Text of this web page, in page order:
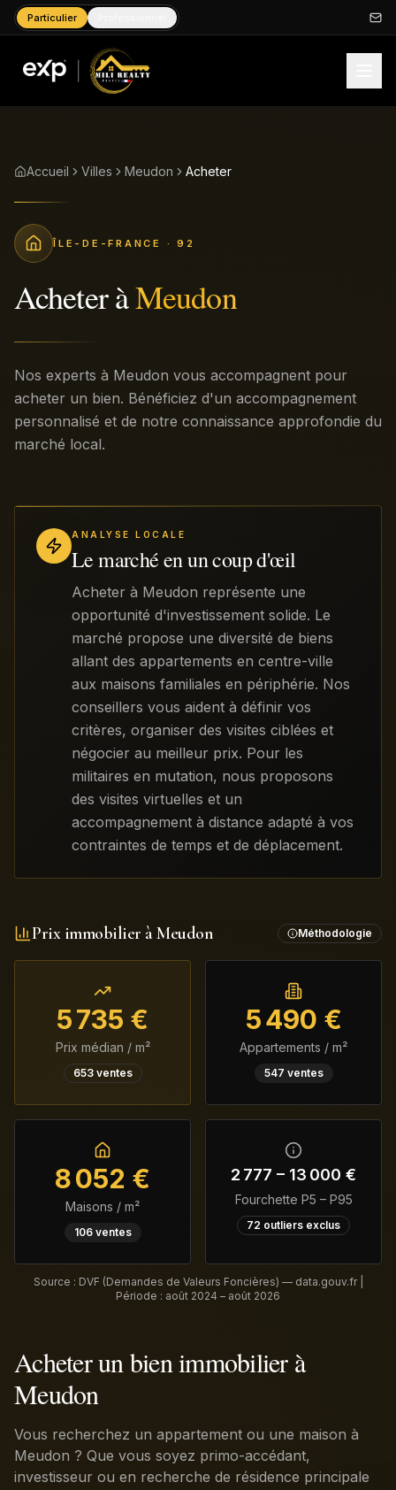
Particulier
Accueil Villes Meudon Acheter
ÎLE-DE-FRANCE · 92
AcheteràMeudon
Nos experts à Meudon vous accompagnent pour
acheter un bien. Bénéficiez d'un accompagnement
personnalisé et de notre connaissance approfondie du
marché local.
ANALYSE LOCALE
Le marché en un coup d'œil
Acheter à Meudon représente une
opportunité d'investissement solide. Le
marché propose une diversité de biens
allant des appartements en centre-ville
aux maisons familiales en périphérie. Nos
conseillers vous aident à définir vos
critères, organiser des visites ciblées et
négocier au meilleur prix. Pour les
militaires en mutation, nous proposons
des visites virtuelles et un
accompagnement à distance adapté à vos
contraintes de temps et de déplacement.
Prix immobilier àMeudon Méthodologie
5 735 €
Prix médian / m²
653ventes
5 490 €
Appartements / m²
547 ventes
8 052 €
Maisons / m²
106ventes
2 777 – 13 000 €
Fourchette P5 – P95
72 outliers exclus
Source : DVF (Demandes de Valeurs Foncières) — data.gouv.fr |
Période : août 2024 – août 2026
Acheter un bien immobilier à
Meudon
Vous recherchez un appartement ou une maison à
Meudon ? Que vous soyez primo-accédant,
investisseur ou en recherche de résidence principale